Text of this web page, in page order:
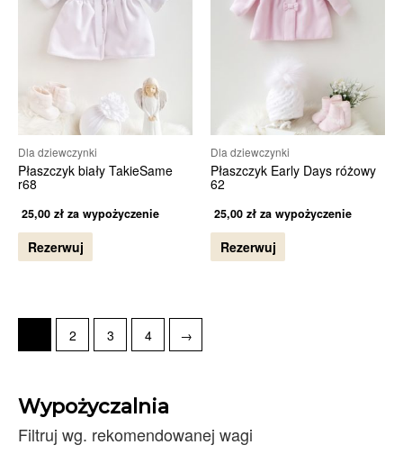
Wypożyczalnia
Filtruj wg. rekomendowanej wagi
Dla dziewczynki
Płaszczyk biały TakieSame
r68
25,00 zł za wypożyczenie
Rezerwuj
Dla dziewczynki
Płaszczyk Early Days różowy
62
25,00 zł za wypożyczenie
Rezerwuj
2 3 4 →